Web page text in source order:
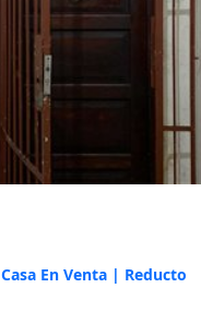
Casa En Venta | Reducto